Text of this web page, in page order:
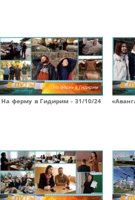
На ферму в Гидирим - 31/10/24